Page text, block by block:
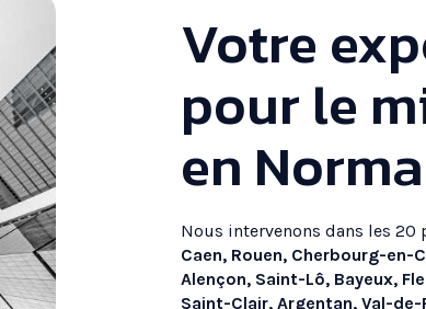
Votre
pour le
en
Nous intervenons dans les
Caen, Rouen, Cherbourg-en-
Alençon, Saint-Lô, Bayeux,
Saint-Clair, Argentan, Val-de-